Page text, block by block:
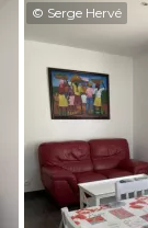
© Serge Hervé